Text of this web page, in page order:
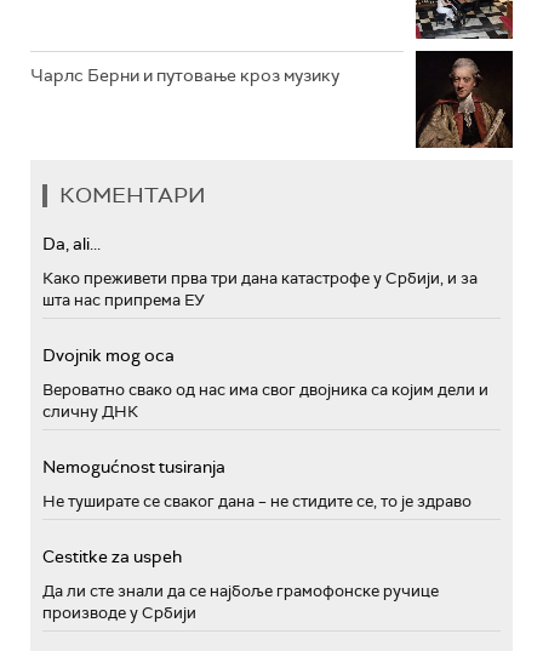
Чарлс Берни и путовање кроз музику
КОМЕНТАРИ
Da, ali...
Како преживети прва три дана катастрофе у Србији, и за
шта нас припрема ЕУ
Dvojnik mog oca
Вероватно свако од нас има свог двојника са којим дели и
сличну ДНК
Nemogućnost tusiranja
Не туширате се сваког дана – не стидите се, то је здраво
Cestitke za uspeh
Да ли сте знали да се најбоље грамофонске ручице
производе у Србији